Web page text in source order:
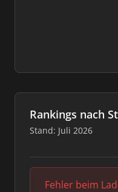
Rankings nach
Stand: Juli 2026
Fehler beim